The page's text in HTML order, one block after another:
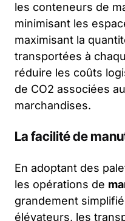
les conteneurs de
minimisant les
maximisant la
transportées à
réduire les coûts
de CO2 associées
marchandises.
La facilité de
En adoptant des
les opérations de
grandement
élévateurs, les